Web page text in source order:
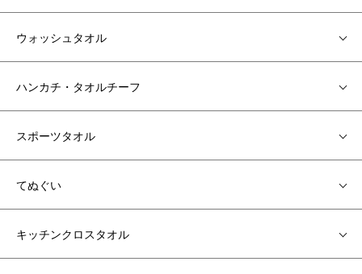
ウォッシュタオル
ハンカチ・タオルチーフ
スポーツタオル
てぬぐい
キッチンクロスタオル